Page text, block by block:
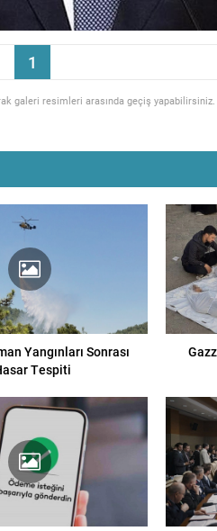
1
galeri resimleri arasında geçiş yapabilirsiniz.
Yangınları Sonrası
Tespiti